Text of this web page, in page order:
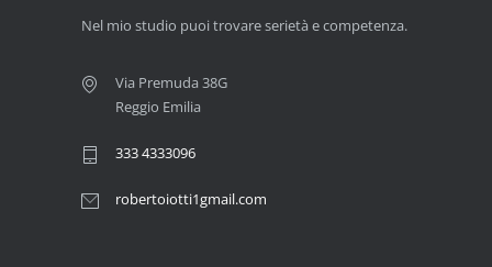
Nel mio studio puoi trovare serietà e competenza.
Via Premuda 38G
Reggio Emilia
333 4333096
robertoiotti1gmail.com